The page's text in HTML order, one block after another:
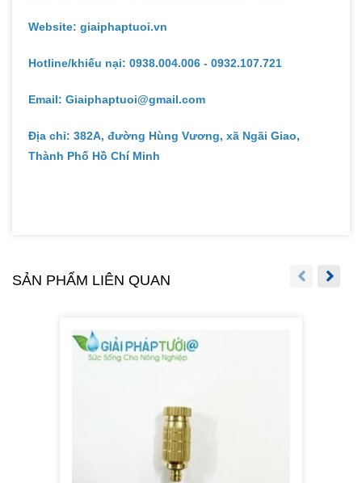
Website: giaiphaptuoi.vn
Hotline/khiếu nại: 0938.004.006 - 0932.107.721
Email: Giaiphaptuoi@gmail.com
Địa chỉ: 382A, đường Hùng Vương, xã Ngãi Giao,
Thành Phố Hồ Chí Minh
SẢN PHẨM LIÊN QUAN